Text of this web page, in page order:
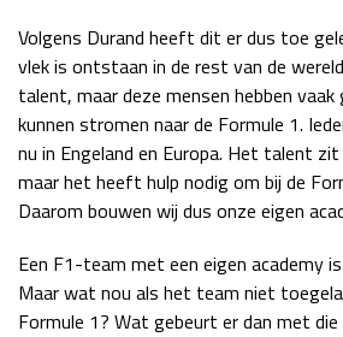
Volgens Durand heeft dit er dus toe
vlek is ontstaan in de rest van de
talent, maar deze mensen hebben
kunnen stromen naar de Formule 1.
nu in Engeland en Europa. Het talent
maar het heeft hulp nodig om bij de
Daarom bouwen wij dus onze eigen
Een F1-team met een eigen academy
Maar wat nou als het team niet
Formule 1? Wat gebeurt er dan met die